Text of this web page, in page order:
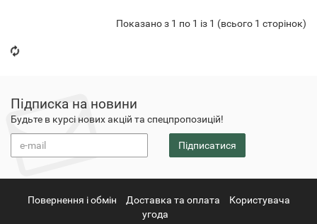
Показано з 1 по 1 із 1 (всього 1 сторінок)
Підписка на новини
Будьте в курсі нових акцій та спецпропозицій!
Підписатися
Повернення i обмін Доставка та оплата
Користувача
угода